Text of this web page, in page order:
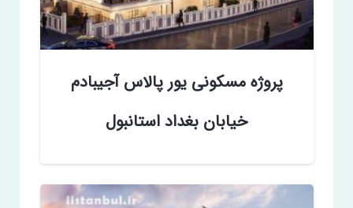
پروژه مسکونی یور پالاس آجیبادم
خیابان بغداد استانبول